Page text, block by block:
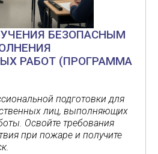
БЕЗОПАСНЫМ
РАБОТ (ПРОГРАММА
подготовки для
лиц, выполняющих
Освойте требования
при пожаре и получите